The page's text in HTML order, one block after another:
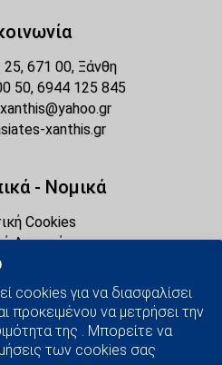
cookies για να διασφαλίσει
προκειμένου να μετρήσει την
της . Μπορείτε να
των cookies σας
25, 671 00, Ξάνθη
50, 6944 125 845
xanthis.gr
- Νομικά
Cookies
Απορρήτου
Cookies
Media